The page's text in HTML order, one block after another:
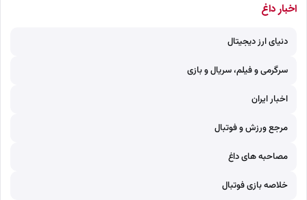
اخبار داغ
دنیای ارز دیجیتال
سرگرمی و فیلم، سریال و بازی
اخبار ایران
مرجع ورزش و فوتبال
مصاحبه های داغ
خلاصه بازی فوتبال